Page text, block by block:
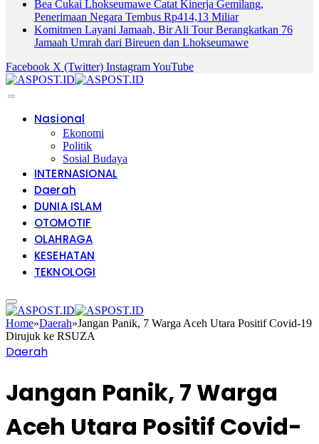
Bea Cukai Lhokseumawe Catat Kinerja Gemilang,
Penerimaan Negara Tembus Rp414,13 Miliar
Komitmen Layani Jamaah, Bir Ali Tour Berangkatkan 76
Jamaah Umrah dari Bireuen dan Lhokseumawe
Facebook X (Twitter) InstagramYouTube
Nasional
Ekonomi
Politik
Sosial Budaya
INTERNASIONAL
Daerah
DUNIA ISLAM
OTOMOTIF
OLAHRAGA
KESEHATAN
TEKNOLOGI
Home»Daerah»Jangan Panik, 7 Warga Aceh Utara Positif Covid-19
Dirujuk ke RSUZA
Daerah
Jangan Panik, 7 Warga
Aceh Utara Positif Covid-